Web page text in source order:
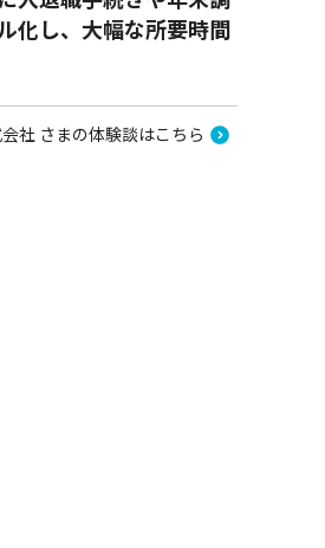
化し、大幅な所要時間
社 さまの体験談はこちら